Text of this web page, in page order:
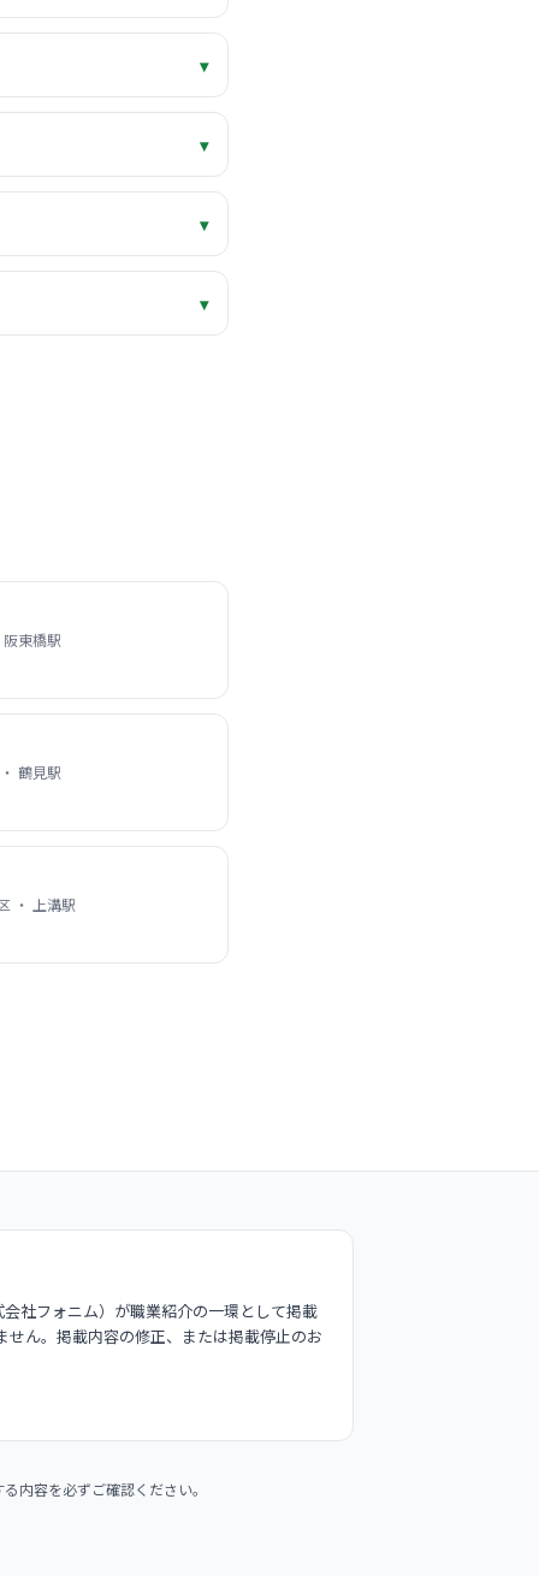
▾
▾
▾
▾
東橋駅
鶴見駅
・ 上溝駅
社フォニム）が職業紹介の一環として掲載
ん。掲載内容の修正、または掲載停止のお
内容を必ずご確認ください。